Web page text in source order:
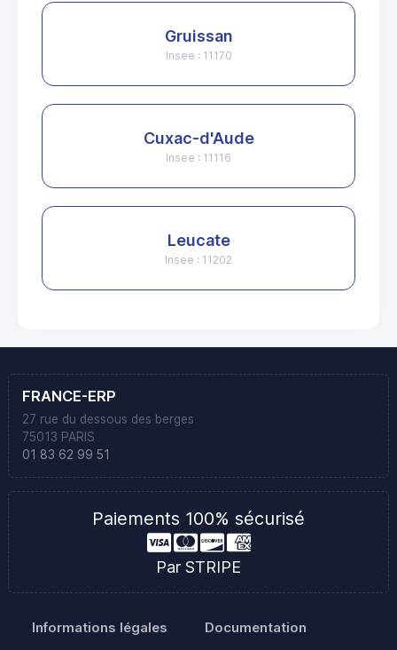
Gruissan
Insee : 11170
Cuxac-d'Aude
Insee : 11116
Leucate
Insee : 11202
FRANCE-ERP
27 rue du dessous des berges
75013 PARIS
01 83 62 99 51
Paiements 100% sécurisé
Par STRIPE
Informations légales Documentation